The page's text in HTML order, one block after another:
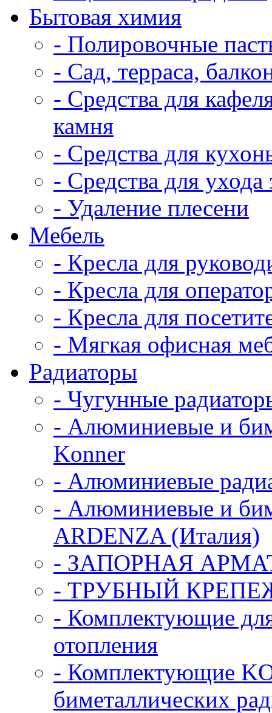
Бытовая химия
- Полировочные
- Сад, терраса,
- Средства для
камня
- Средства для
- Средства для ухода
- Удаление плесени
Мебель
- Кресла для
- Кресла для
- Кресла для
- Мягкая офисная
Радиаторы
- Чугунные
- Алюминиевые и
Konner
- Алюминиевые
- Алюминиевые и
ARDENZA (Италия)
- ЗАПОРНАЯ
- ТРУБНЫЙ
- Комплектующие
отопления
- Комплектующие
биметаллических